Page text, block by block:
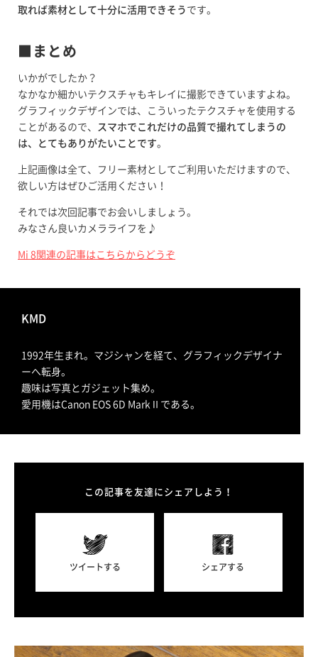
取れば素材として十分に活用できそう です。
■まとめ
いかがでしたか？
なかなか細かいテクスチャもキレイに撮影できていますよね。
グラフィックデザインでは、こういったテクスチャを使用する
ことがあるので、
スマホでこれだけの品質で撮れてしまうの
は、とてもありがたいことです。
上記画像は全て、フリー素材としてご利用いただけますので、
欲しい方はぜひご活用ください！
それでは次回記事でお会いしましょう。
みなさん良いカメラライフを♪
Mi 8関連の記事はこちらからどうぞ
KMD
1992年生まれ。マジシャンを経て、グラフィックデザイナ
ーへ転身。
趣味は写真とガジェット集め。
愛用機はCanon EOS 6D MarkⅡである。
この記事を友達にシェアしよう！
ツイートする シェアする